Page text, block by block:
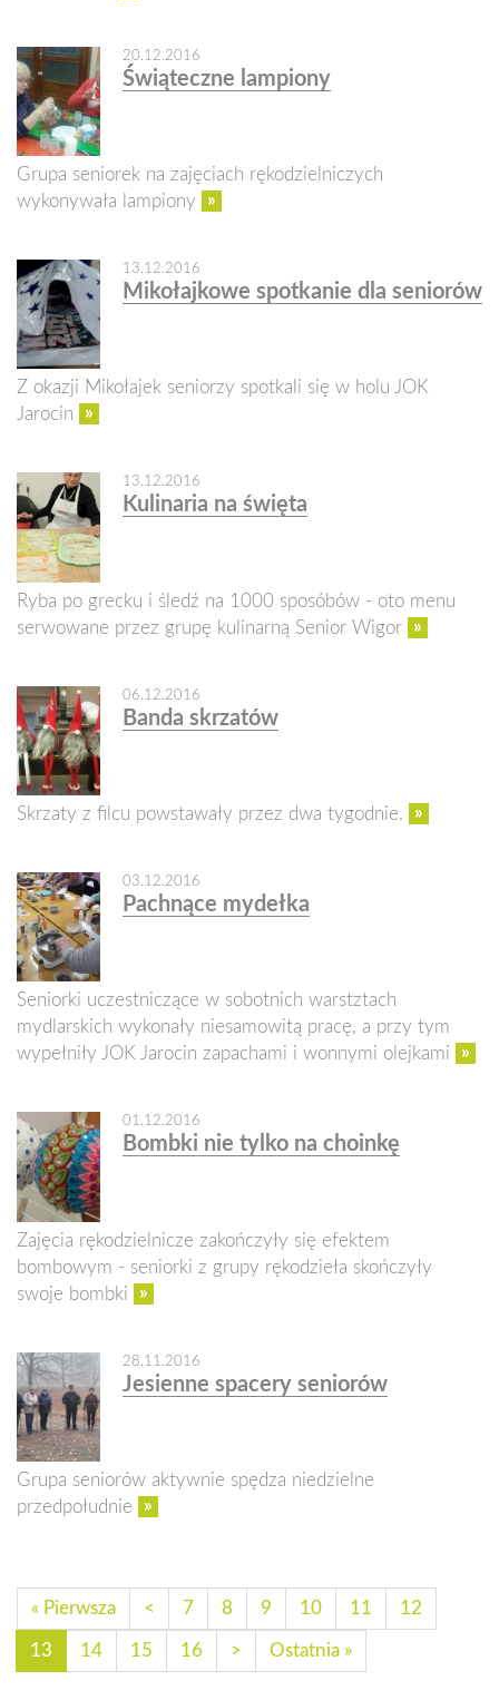
20.12.2016
Świąteczne lampiony
Grupa seniorek na zajęciach rękodzielniczych
wykonywała lampiony
»
13.12.2016
Mikołajkowe spotkanie dla seniorów
Z okazji Mikołajek seniorzy spotkali się w holu JOK
Jarocin
»
13.12.2016
Kulinaria na święta
Ryba po grecku i śledź na 1000 sposóbów - oto menu
serwowane przez grupę kulinarną Senior Wigor
»
06.12.2016
Banda skrzatów
Skrzaty z filcu powstawały przez dwa tygodnie. »
03.12.2016
Pachnące mydełka
Seniorki uczestniczące w sobotnich warstztach
mydlarskich wykonały niesamowitą pracę, a przy tym
wypełniły JOK Jarocin zapachami i wonnymi olejkami
»
01.12.2016
Bombki nie tylko na choinkę
Zajęcia rękodzielnicze zakończyły się efektem
bombowym - seniorki z grupy rękodzieła skończyły
swoje bombki
»
28.11.2016
Jesienne spacery seniorów
Grupa seniorów aktywnie spędza niedzielne
przedpołudnie
»
« Pierwsza < 7 8 9 10 11 12
13 14 15 16 > Ostatnia »